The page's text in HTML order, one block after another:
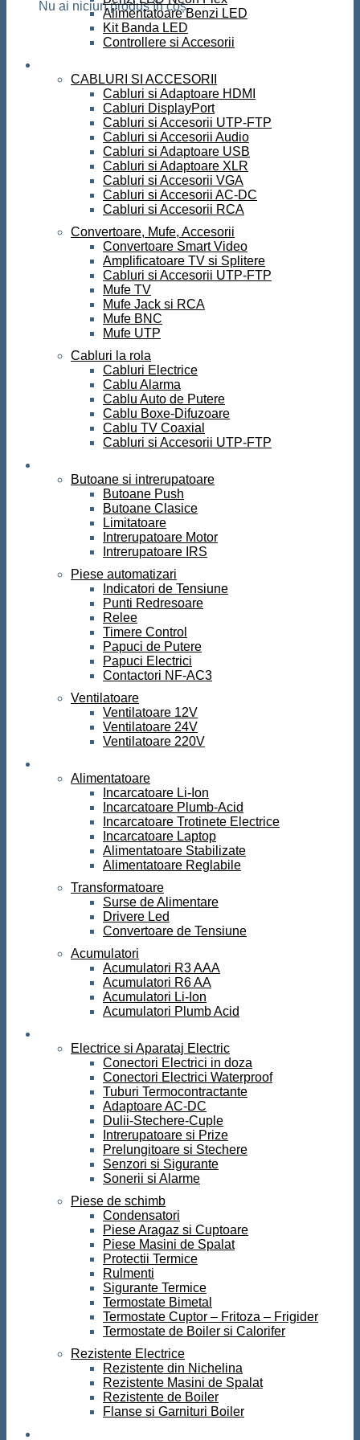
Nu ai niciun produs în coș.
Alimentatoare Benzi LED
Kit Banda LED
Controllere si Accesorii
CABLURI SI ACCESORII
Cabluri si Adaptoare HDMI
Cabluri DisplayPort
Cabluri si Accesorii UTP-FTP
Cabluri si Accesorii Audio
Cabluri si Adaptoare USB
Cabluri si Adaptoare XLR
Cabluri si Accesorii VGA
Cabluri si Accesorii AC-DC
Cabluri si Accesorii RCA
Convertoare, Mufe, Accesorii
Convertoare Smart Video
Amplificatoare TV si Splitere
Cabluri si Accesorii UTP-FTP
Mufe TV
Mufe Jack si RCA
Mufe BNC
Mufe UTP
Cabluri la rola
Cabluri Electrice
Cablu Alarma
Cablu Auto de Putere
Cablu Boxe-Difuzoare
Cablu TV Coaxial
Cabluri si Accesorii UTP-FTP
Butoane si intrerupatoare
Butoane Push
Butoane Clasice
Limitatoare
Intrerupatoare Motor
Intrerupatoare IRS
Piese automatizari
Indicatori de Tensiune
Punti Redresoare
Relee
Timere Control
Papuci de Putere
Papuci Electrici
Contactori NF-AC3
Ventilatoare
Ventilatoare 12V
Ventilatoare 24V
Ventilatoare 220V
Alimentatoare
Incarcatoare Li-Ion
Incarcatoare Plumb-Acid
Incarcatoare Trotinete Electrice
Incarcatoare Laptop
Alimentatoare Stabilizate
Alimentatoare Reglabile
Transformatoare
Surse de Alimentare
Drivere Led
Convertoare de Tensiune
Acumulatori
Acumulatori R3 AAA
Acumulatori R6 AA
Acumulatori Li-Ion
Acumulatori Plumb Acid
Electrice si Aparataj Electric
Conectori Electrici in doza
Conectori Electrici Waterproof
Tuburi Termocontractante
Adaptoare AC-DC
Dulii-Stechere-Cuple
Intrerupatoare si Prize
Prelungitoare si Stechere
Senzori si Sigurante
Sonerii si Alarme
Piese de schimb
Condensatori
Piese Aragaz si Cuptoare
Piese Masini de Spalat
Protectii Termice
Rulmenti
Sigurante Termice
Termostate Bimetal
Termostate Cuptor – Fritoza – Frigider
Termostate de Boiler si Calorifer
Rezistente Electrice
Rezistente din Nichelina
Rezistente Masini de Spalat
Rezistente de Boiler
Flanse si Garnituri Boiler